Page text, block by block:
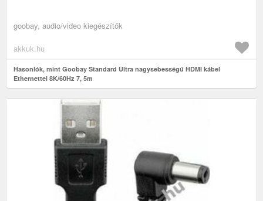
goobay, audio/video kiegészítők
akkuk.hu
Hasonlók, mint Goobay Standard Ultra nagysebességű HDMI kábel
Ethernettel 8K/60Hz 7, 5m